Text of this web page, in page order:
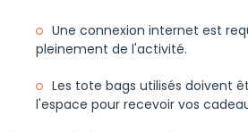
Une connexion internet est
pleinement de l'activité.
Les tote bags utilisés doivent
l'espace pour recevoir vos